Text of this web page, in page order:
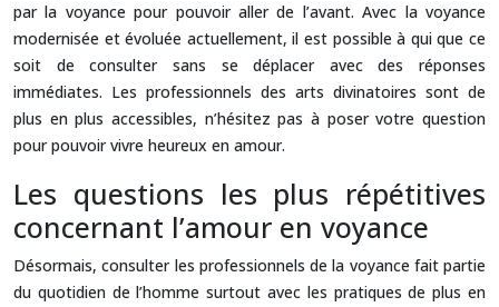
par la voyance pour pouvoir aller de l’avant. Avec la voyance
modernisée et évoluée actuellement, il est possible à qui que ce
soit de consulter sans se déplacer avec des réponses
immédiates. Les professionnels des arts divinatoires sont de
plus en plus accessibles, n’hésitez pas à poser votre question
pour pouvoir vivre heureux en amour.
Les questions les plus répétitives
concernant l’amour en voyance
Désormais, consulter les professionnels de la voyance fait partie
du quotidien de l’homme surtout avec les pratiques de plus en